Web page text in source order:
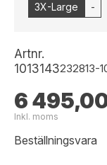
3X-Large
-
Artnr.
1013143232813-
6
Inkl. moms
Beställningsvara